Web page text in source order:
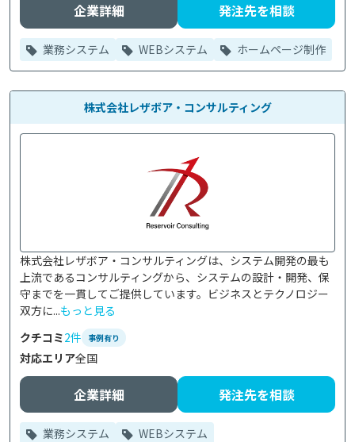
企業詳細 発注先を相談
業務システム WEBシステム ホームページ制作
株式会社レザボア・コンサルティング
株式会社レザボア・コンサルティングは、システム開発の最も
上流であるコンサルティングから、システムの設計・開発、保
守までを一貫してご提供しています。ビジネスとテクノロジー
双方に...もっと見る
クチコミ2件 事例有り
対応エリア全国
企業詳細 発注先を相談
業務システム WEBシステム